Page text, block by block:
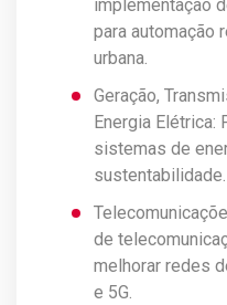
implementação
para automação
urbana.
Geração,
Energia Elétrica:
sistemas de
sustentabilidade.
de
melhorar redes
e 5G.